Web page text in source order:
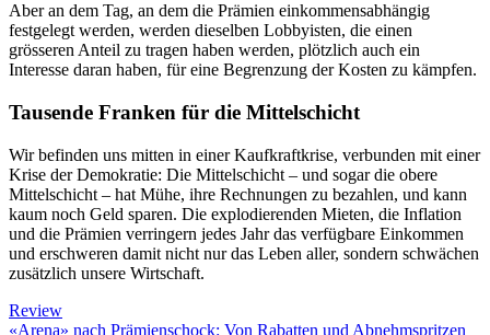
Aber an dem Tag, an dem die Prämien einkommensabhängig
festgelegt werden, werden dieselben Lobbyisten, die einen
grösseren Anteil zu tragen haben werden, plötzlich auch ein
Interesse daran haben, für eine Begrenzung der Kosten zu kämpfen.
Tausende Franken für die Mittelschicht
Wir befinden uns mitten in einer Kaufkraftkrise, verbunden mit einer
Krise der Demokratie: Die Mittelschicht – und sogar die obere
Mittelschicht – hat Mühe, ihre Rechnungen zu bezahlen, und kann
kaum noch Geld sparen. Die explodierenden Mieten, die Inflation
und die Prämien verringern jedes Jahr das verfügbare Einkommen
und erschweren damit nicht nur das Leben aller, sondern schwächen
zusätzlich unsere Wirtschaft.
Review
«Arena» nach Prämienschock: Von Rabatten und Abnehmspritzen